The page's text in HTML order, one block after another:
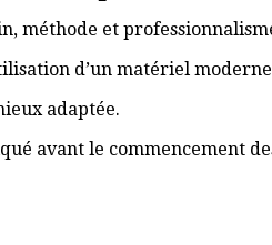
méthode et
d’un matériel
adaptée.
avant le commencement